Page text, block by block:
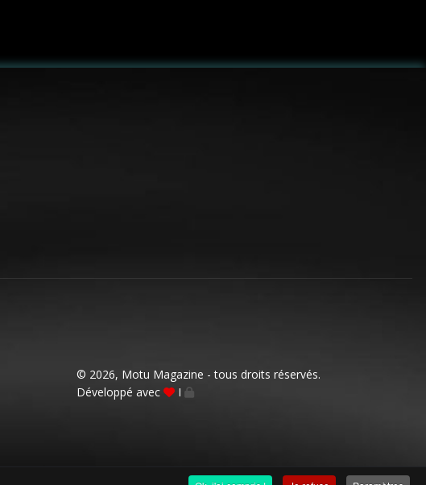
© 2026, Motu Magazine - tous droits réservés.
Développé avec
I